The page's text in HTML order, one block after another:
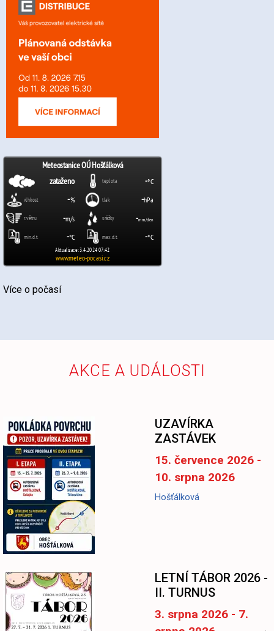
Více o počasí
AKCE A UDÁLOSTI
UZAVÍRKA
ZASTÁVEK
15. července 2026 -
10. srpna 2026
Hošťálková
LETNÍ TÁBOR 2026 -
II. TURNUS
3. srpna 2026 - 7.